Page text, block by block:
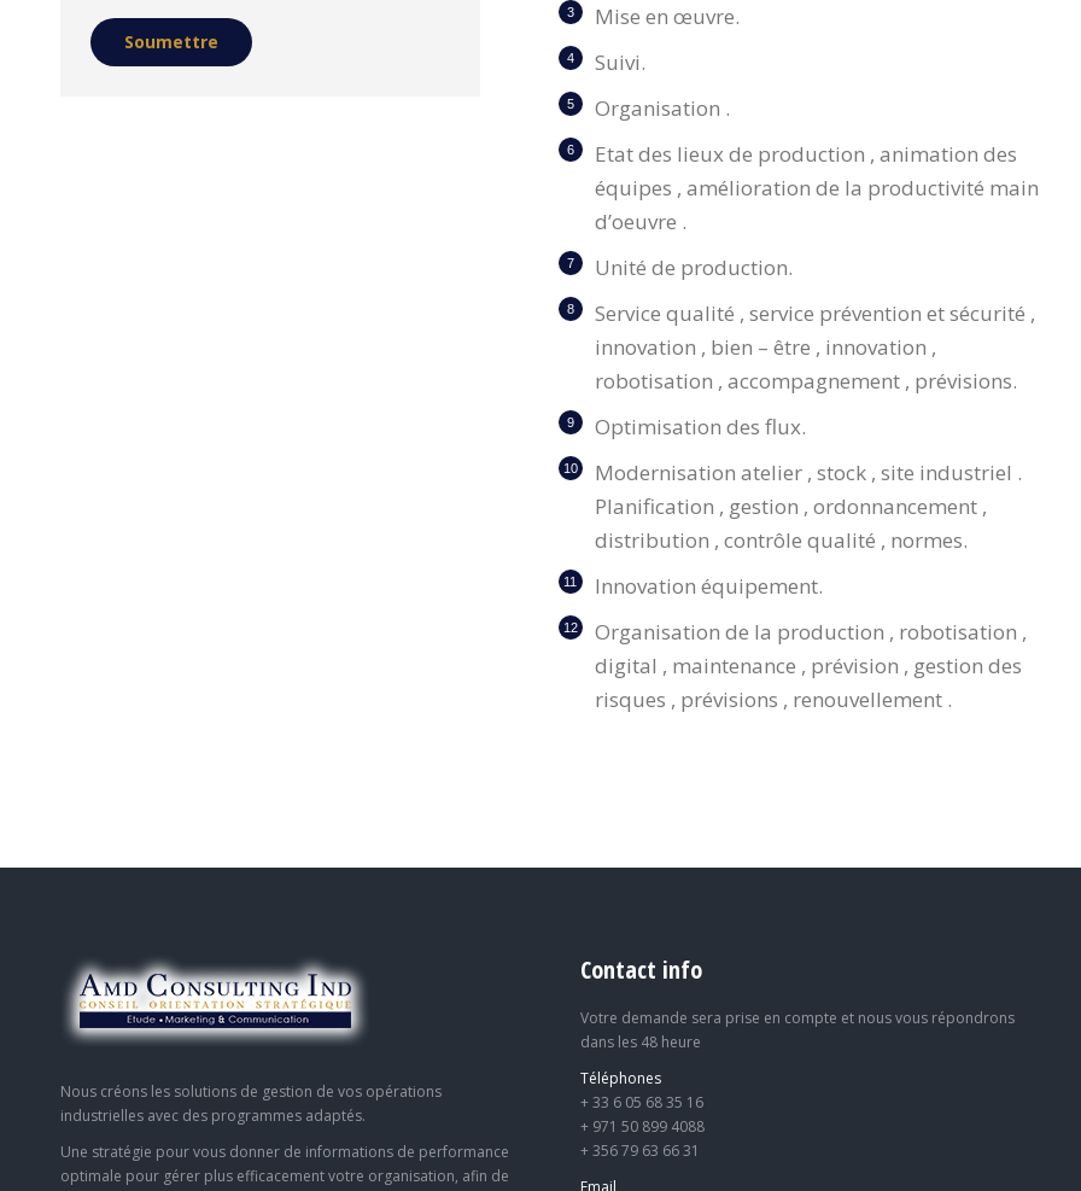
Mise en œuvre.
Suivi.
Organisation .
Etat des lieux de production , animation des
équipes , amélioration de la productivité main
d’oeuvre .
Unité de production.
Service qualité , service prévention et sécurité ,
innovation , bien – être , innovation ,
robotisation , accompagnement , prévisions.
Optimisation des flux.
Modernisation atelier , stock , site industriel .
Planification , gestion , ordonnancement ,
distribution , contrôle qualité , normes.
Innovation équipement.
Organisation de la production , robotisation ,
digital , maintenance , prévision , gestion des
risques , prévisions , renouvellement .
Soumettre
Nous créons les solutions de gestion de vos opérations
industrielles avec des programmes adaptés.
Une stratégie pour vous donner de informations de performance
optimale pour gérer plus efficacement votre organisation, afin de
Contact info
Votre demande sera prise en compte et nous vous répondrons
dans les 48 heure
Téléphones
+ 33 6 05 68 35 16
+ 971 50 899 4088
+ 356 79 63 66 31
Email